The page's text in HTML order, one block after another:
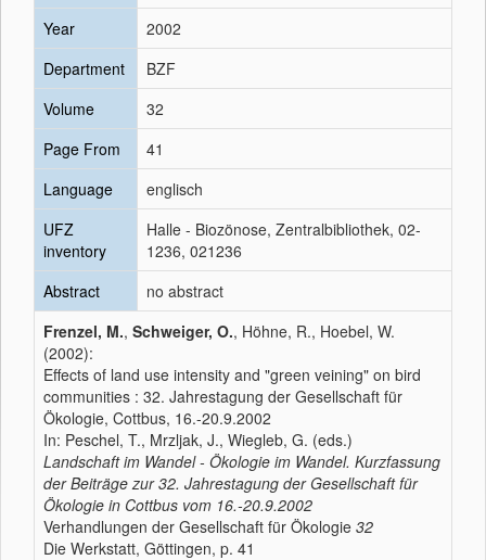
Year
2002
Department
BZF
Volume
32
Page From
41
Language
englisch
UFZ
inventory
Halle - Biozönose, Zentralbibliothek, 02-
1236, 021236
Abstract
no abstract
Frenzel, M., Schweiger, O., Höhne, R., Hoebel, W.
(2002):
Effects of land use intensity and "green veining" on bird
communities : 32. Jahrestagung der Gesellschaft für
Ökologie, Cottbus, 16.-20.9.2002
In: Peschel, T., Mrzljak, J., Wiegleb, G. (eds.)
Landschaft im Wandel - Ökologie im Wandel. Kurzfassung
der Beiträge zur 32. Jahrestagung der Gesellschaft für
Ökologie in Cottbus vom 16.-20.9.2002
Verhandlungen der Gesellschaft für Ökologie 32
Die Werkstatt, Göttingen, p. 41